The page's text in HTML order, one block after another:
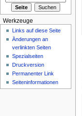
Werkzeuge
Links auf diese Seite
Änderungen an
verlinkten Seiten
Spezialseiten
Druckversion
Permanenter Link
Seiten­informationen